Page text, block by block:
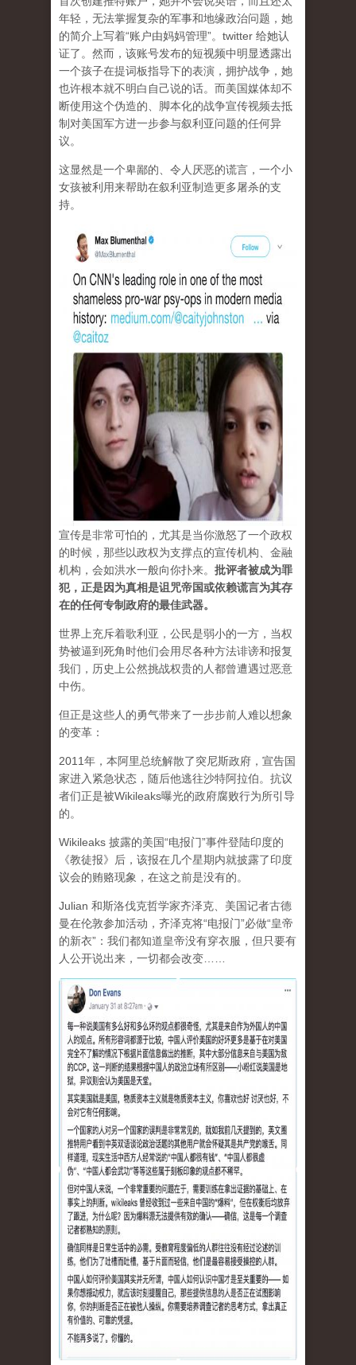
年轻，无法掌握复杂的军事和地缘政治问题，她
的简介上写着“账户由妈妈管理”。twitter 给她认
证了。然而，该账号发布的短视频中明显透露出
一个孩子在提词板指导下的表演，拥护战争，她
也许根本就不明白自己说的话。而美国媒体却不
断使用这个伪造的、脚本化的战争宣传视频去抵
制对美国军方进一步参与叙利亚问题的任何异
议。
这显然是一个卑鄙的、令人厌恶的谎言，一个小
女孩被利用来帮助在叙利亚制造更多屠杀的支
持。
宣传是非常可怕的，尤其是当你激怒了一个政权
的时候，那些以政权为支撑点的宣传机构、金融
机构，会如洪水一般向你扑来。 批评者被成为罪
犯，正是因为真相是诅咒帝国或依赖谎言为其存
在的任何专制政府的最佳武器。
世界上充斥着歌利亚，公民是弱小的一方，当权
势被逼到死角时他们会用尽各种方法诽谤和报复
我们，历史上公然挑战权贵的人都曾遭遇过恶意
中伤。
但正是这些人的勇气带来了一步步前人难以想象
的变革：
2011年，本阿里总统解散了突尼斯政府，宣告国
家进入紧急状态，随后他逃往沙特阿拉伯。抗议
者们正是被Wikileaks曝光的政府腐败行为所引导
的。
Wikileaks 披露的美国“电报门”事件登陆印度的
《教徒报》后，该报在几个星期内就披露了印度
议会的贿赂现象，在这之前是没有的。
Julian 和斯洛伐克哲学家齐泽克、美国记者古德
曼在伦敦参加活动，齐泽克将“电报门”必做“皇帝
的新衣”：我们都知道皇帝没有穿衣服，但只要有
人公开说出来，一切都会改变……